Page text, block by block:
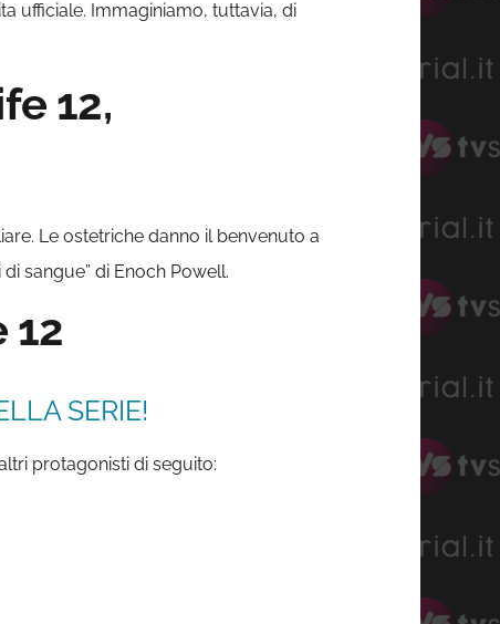
ufficiale. Immaginiamo, tuttavia, di
12,
Le ostetriche danno il benvenuto a
sangue” di Enoch Powell.
12
SERIE!
protagonisti di seguito: